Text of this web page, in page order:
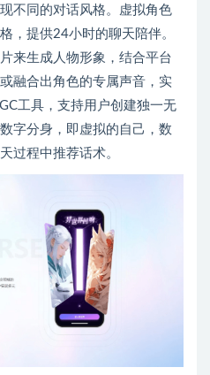
不同的对话风格。虚拟角色
，提供24小时的聊天陪伴。
来生成人物形象，结合平台
融合出角色的专属声音，实
工具，支持用户创建独一无
字分身，即虚拟的自己，数
过程中推荐话术。